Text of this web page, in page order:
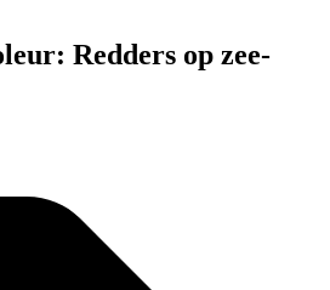
Redders op zee-